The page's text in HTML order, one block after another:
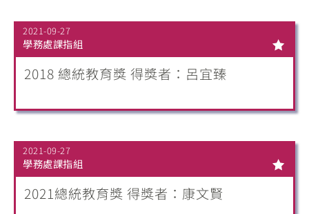
2021-09-27
學務處課指組
2018 總統教育獎 得獎者：呂宜臻
2021-09-27
學務處課指組
2021總統教育獎 得獎者：康文賢